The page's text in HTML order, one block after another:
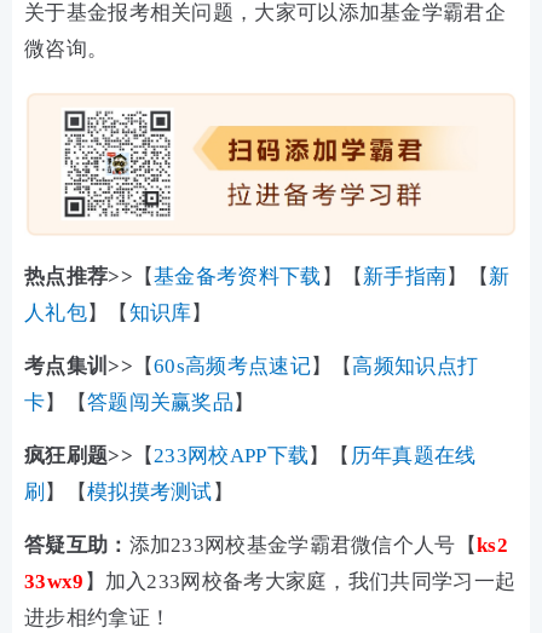
关于基金报考相关问题，大家可以添加基金学霸君企
微咨询。
热点推荐>> 【基金备考资料下载 】【 新手指南】【 新
人礼包】【 知识库】
考点集训>> 【60s高频考点速记】【高频知识点打
卡】【答题闯关赢奖品 】
疯狂刷题>> 【233网校APP下载 】【 历年真题在线
刷 】【模拟摸考测试 】
答疑互助： 添加233网校基金学霸君微信个人号【ks2
33wx9 】加入233网校备考大家庭，我们共同学习一起
进步相约拿证！